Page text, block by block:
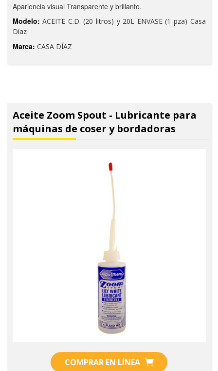
Apariencia visual Transparente y brillante.
Modelo: ACEITE C.D. (20 litros) y 20L ENVASE (1 pza) Casa
Díaz
Marca: CASA DÍAZ
Aceite Zoom Spout - Lubricante para
máquinas de coser y bordadoras
COMPRAR EN LÍNEA